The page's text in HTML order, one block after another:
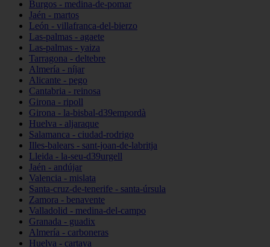
Burgos - medina-de-pomar
Jaén - martos
León - villafranca-del-bierzo
Las-palmas - agaete
Las-palmas - yaiza
Tarragona - deltebre
Almería - níjar
Alicante - pego
Cantabria - reinosa
Girona - ripoll
Girona - la-bisbal-d39empordà
Huelva - aljaraque
Salamanca - ciudad-rodrigo
Illes-balears - sant-joan-de-labritja
Lleida - la-seu-d39urgell
Jaén - andújar
Valencia - mislata
Santa-cruz-de-tenerife - santa-úrsula
Zamora - benavente
Valladolid - medina-del-campo
Granada - guadix
Almería - carboneras
Huelva - cartaya